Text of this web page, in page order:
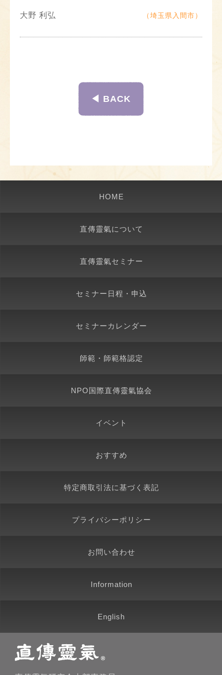
大野 利弘 （埼玉県入間市）
◀︎ BACK
HOME
直傳靈氣について
直傳靈氣セミナー
セミナー日程・申込
セミナーカレンダー
師範・師範格認定
NPO国際直傳靈氣協会
イベント
おすすめ
特定商取引法に基づく表記
プライバシーポリシー
お問い合わせ
Information
English